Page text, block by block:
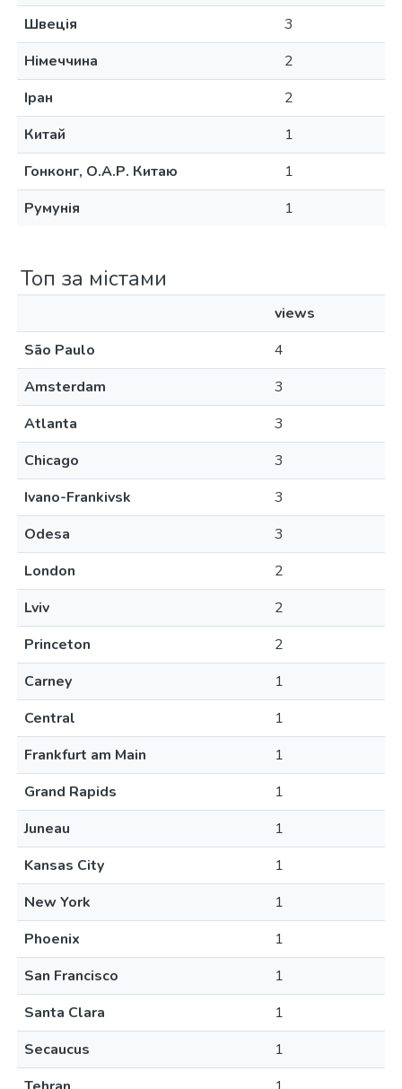
Швеція
3
Німеччина
2
Іран
2
Китай
1
Гонконг, О.А.Р. Китаю
1
Румунія
1
Топ за містами
views
São Paulo
4
Amsterdam
3
Atlanta
3
Chicago
3
Ivano-Frankivsk
3
Odesa
3
London
2
Lviv
2
Princeton
2
Carney
1
Central
1
Frankfurt am Main
1
Grand Rapids
1
Juneau
1
Kansas City
1
New York
1
Phoenix
1
San Francisco
1
Santa Clara
1
Secaucus
1